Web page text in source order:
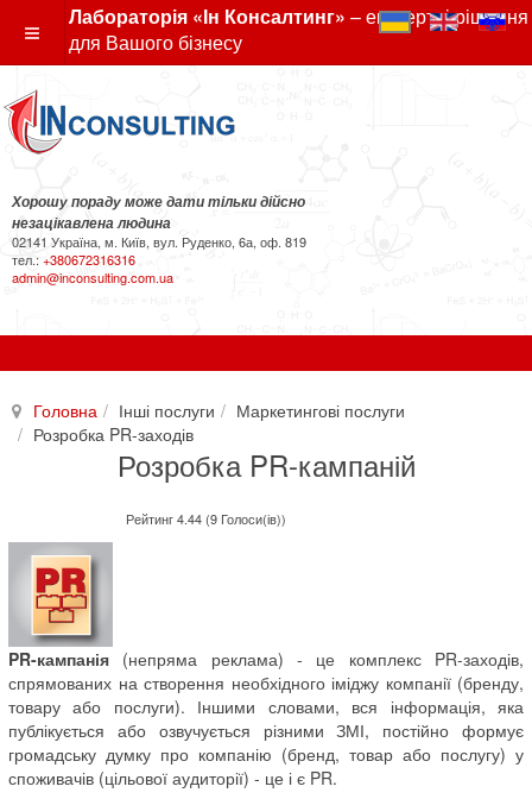
Лабораторія «Ін Консалтинг» – експертні рішення
для Вашого бізнесу
Хорошу пораду може дати тільки дійсно
незацікавлена людина
02141 Україна, м. Київ, вул. Руденко, 6а, оф. 819
тел.: +380672316316
admin@inconsulting.com.ua
Головна Інші послуги
Маркетингові послуги
Розробка PR-заходів
Розробка PR-кампаній
Рейтинг 4.44 (9 Голоси(ів))
PR-кампанія (непряма реклама) - це комплекс PR-заходів,
спрямованих на створення необхідного іміджу компанії (бренду,
товару або послуги). Іншими словами, вся інформація, яка
публікується або озвучується різними ЗМІ, постійно формує
громадську думку про компанію (бренд, товар або послугу) у
споживачів (цільової аудиторії) - це і є PR.